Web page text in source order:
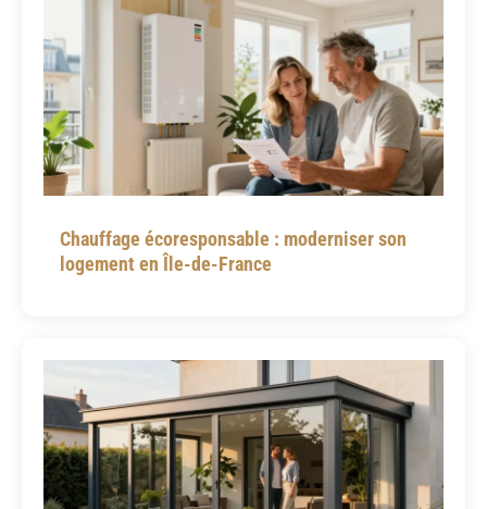
Chauffage écoresponsable : moderniser son
logement en Île-de-France